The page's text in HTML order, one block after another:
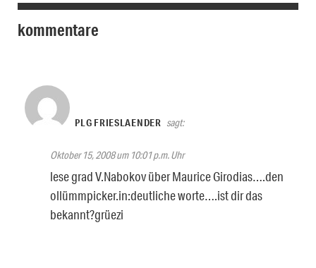
kommentare
PLG FRIESLAENDER sagt:
Oktober 15, 2008 um 10:01 p.m. Uhr
lese grad V.Nabokov über Maurice Girodias….den
ollümmpicker.in:deutliche worte….ist dir das
bekannt?grüezi